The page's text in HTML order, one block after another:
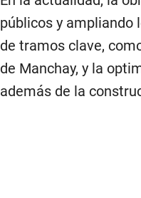
públicos y ampliando
de tramos clave,
de Manchay, y la
además de la